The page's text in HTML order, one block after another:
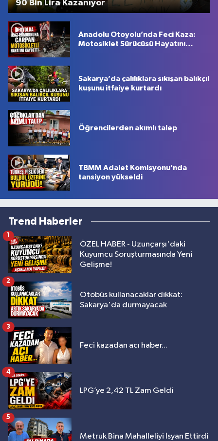
90 Bin Lira Kazanıyor
Anadolu Otoyolu’nda Feci Kaza:
Motosiklet Sürücüsü Hayatını
Sakarya’da çalılıklara sıkışan balıkçıl
kuşunu itfaiye kurtardı
Öğrencilerden akımlı talep
TBMM Adalet Komisyonu’nda
tansiyon yükseldi
Trend Haberler
ÖZEL HABER - Uzunçarşı'daki
Kuyumcu Soruşturmasında Yeni
Gelişme!
1
Otobüs kullanacaklar dikkat:
Sakarya'da durmayacak
2
Feci kazadan acı haber...
3
LPG’ye 2,42 TL Zam Geldi
4
Metruk Bina Mahalleliyi İsyan Ettirdi
5